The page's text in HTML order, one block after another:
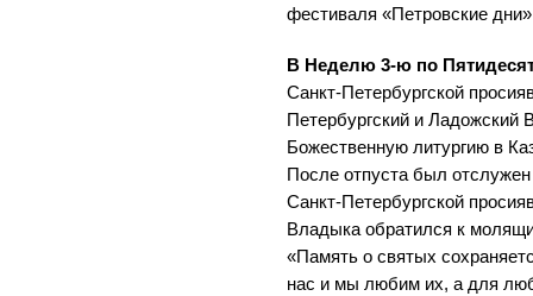
фестиваля «Петровские
В Неделю 3-ю по
Санкт-Петербургской
Петербургский и Ладожский
Божественную литургию в
После отпуста был
Санкт-Петербургской
Владыка обратился к
«Память о святых
нас и мы любим их, а для